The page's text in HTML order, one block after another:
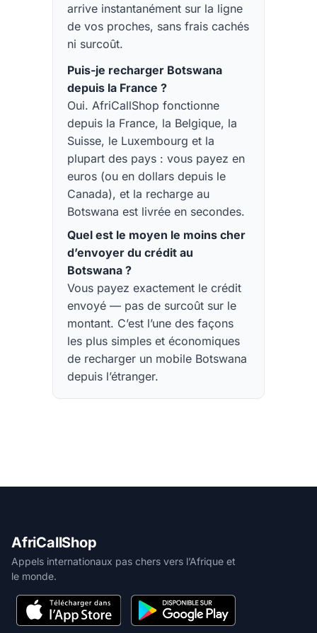
arrive instantanément sur la ligne
de vos proches, sans frais cachés
ni surcoût.
Puis-je recharger Botswana
depuis la France ?
Oui. AfriCallShop fonctionne
depuis la France, la Belgique, la
Suisse, le Luxembourg et la
plupart des pays : vous payez en
euros (ou en dollars depuis le
Canada), et la recharge au
Botswana est livrée en secondes.
Quel est le moyen le moins cher
d’envoyer du crédit au
Botswana ?
Vous payez exactement le crédit
envoyé — pas de surcoût sur le
montant. C’est l’une des façons
les plus simples et économiques
de recharger un mobile Botswana
depuis l’étranger.
AfriCallShop
Appels internationaux pas chers vers l’Afrique et
le monde.